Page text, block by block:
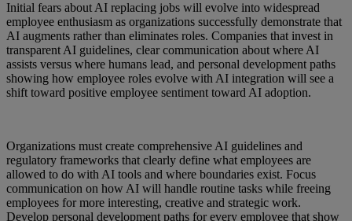
Initial fears about AI replacing jobs will evolve into widespread
employee enthusiasm as organizations successfully demonstrate that
AI augments rather than eliminates roles. Companies that invest in
transparent AI guidelines, clear communication about where AI
assists versus where humans lead, and personal development paths
showing how employee roles evolve with AI integration will see a
shift toward positive employee sentiment toward AI adoption.
Organizations must create comprehensive AI guidelines and
regulatory frameworks that clearly define what employees are
allowed to do with AI tools and where boundaries exist. Focus
communication on how AI will handle routine tasks while freeing
employees for more interesting, creative and strategic work.
Develop personal development paths for every employee that show